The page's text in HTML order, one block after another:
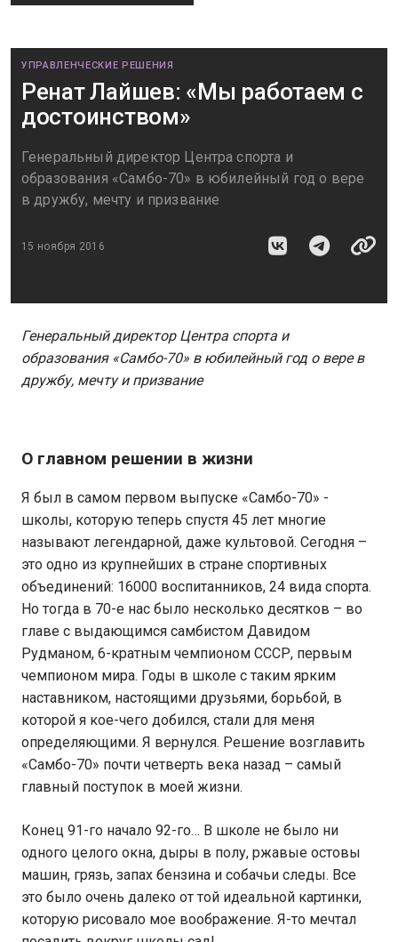
УПРАВЛЕНЧЕСКИЕ РЕШЕНИЯ
Ренат Лайшев: «Мы работаем с
достоинством»
Генеральный директор Центра спорта и
образования «Самбо-70» в юбилейный год о вере
в дружбу, мечту и призвание
15 ноября 2016
Генеральный директор Центра спорта и
образования «Самбо-70» в юбилейный год о вере в
дружбу, мечту и призвание
О главном решении в жизни
Я был в самом первом выпуске «Самбо-70» -
школы, которую теперь спустя 45 лет многие
называют легендарной, даже культовой. Сегодня –
это одно из крупнейших в стране спортивных
объединений: 16000 воспитанников, 24 вида спорта.
Но тогда в 70-е нас было несколько десятков – во
главе с выдающимся самбистом Давидом
Рудманом, 6-кратным чемпионом СССР, первым
чемпионом мира. Годы в школе с таким ярким
наставником, настоящими друзьями, борьбой, в
которой я кое-чего добился, стали для меня
определяющими. Я вернулся. Решение возглавить
«Самбо-70» почти четверть века назад – самый
главный поступок в моей жизни.
Конец 91-го начало 92-го… В школе не было ни
одного целого окна, дыры в полу, ржавые остовы
машин, грязь, запах бензина и собачьи следы. Все
это было очень далеко от той идеальной картинки,
которую рисовало мое воображение. Я-то мечтал